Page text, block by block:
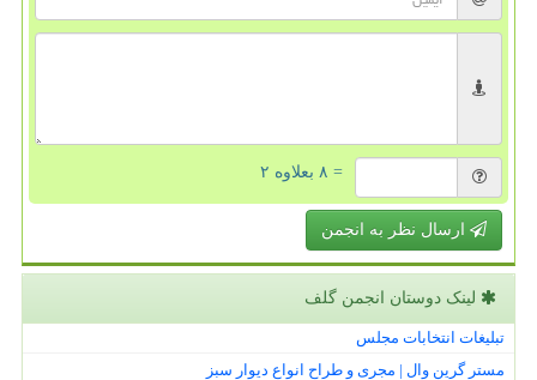
= ۸ بعلاوه ۲
ارسال نظر به انجمن
لینک دوستان انجمن گلف
تبلیغات انتخابات مجلس
مستر گرین وال | مجری و طراح انواع دیوار سبز